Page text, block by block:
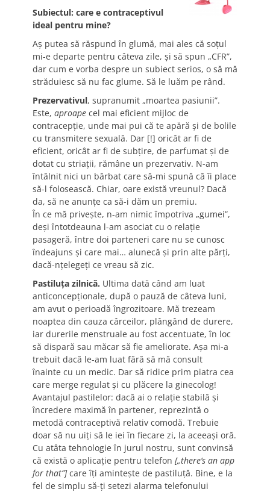
Subiectul: care e contraceptivul
ideal pentru mine?
Aș putea să răspund în glumă, mai ales că soțul
mi-e departe pentru câteva zile, și să spun „CFR”,
dar cum e vorba despre un subiect serios, o să mă
străduiesc să nu fac glume. Să le luăm pe rând.
Prezervativul, supranumit „moartea pasiunii”.
Este, aproape cel mai eficient mijloc de
contracepție, unde mai pui că te apără și de bolile
cu transmitere sexuală. Dar [!] oricât ar fi de
eficient, oricât ar fi de subțire, de parfumat și de
dotat cu striații, rămâne un prezervativ. N-am
întâlnit nici un bărbat care să-mi spună că îi place
să-l folosească. Chiar, oare există vreunul? Dacă
da, să ne anunțe ca să-i dăm un premiu.
În ce mă privește, n-am nimic împotriva „gumei”,
deși întotdeauna l-am asociat cu o relație
pasageră, între doi parteneri care nu se cunosc
îndeajuns și care mai… alunecă și prin alte părți,
dacă-nțelegeți ce vreau să zic.
Pastiluța zilnică. Ultima dată când am luat
anticoncepționale, după o pauză de câteva luni,
am avut o perioadă îngrozitoare. Mă trezeam
noaptea din cauza cârceilor, plângând de durere,
iar durerile menstruale au fost accentuate, în loc
să dispară sau măcar să fie ameliorate. Așa mi-a
trebuit dacă le-am luat fără să mă consult
înainte cu un medic. Dar să ridice prim piatra cea
care merge regulat și cu plăcere la ginecolog!
Avantajul pastilelor: dacă ai o relație stabilă și
încredere maximă în partener, reprezintă o
metodă contraceptivă relativ comodă. Trebuie
doar să nu uiți să le iei în fiecare zi, la aceeași oră.
Cu atâta tehnologie în jurul nostru, sunt convinsă
că există o aplicație pentru telefon [„there’s an app
for that”]care îți amintește de pastiluță. Bine, e la
fel de simplu să-ți setezi alarma telefonului